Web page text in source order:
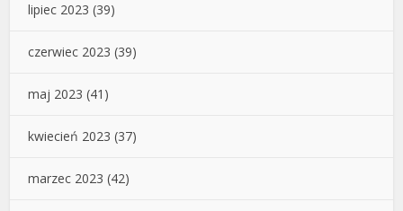
lipiec 2023 (39)
czerwiec 2023 (39)
maj 2023 (41)
kwiecień 2023 (37)
marzec 2023 (42)